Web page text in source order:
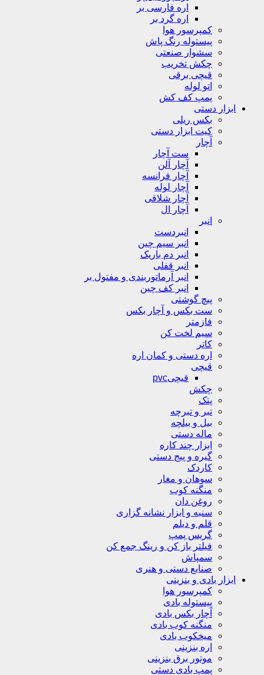
اره فارسی بر
اره گرد بر
کمپرسور هوا
پیستوله رنگ پاش
سشوار صنعتی
چکش تخریب
قیچی برقی
اتو لوله
پمپ کف کش
ابزار دستی
بکس ریلی
کیت ابزار دستی
آچار
ست آچار
آچار آلن
آچار فرانسه
آچار لوله
آچار شلاقی
آچار ال
انبر
انبردست
انبر سیم چین
انبر دم باریک
انبر قفلی
انبر آرماتوربندی و مفتول بر
انبر کف چین
پیچ گوشتی
ست بکس و آچار بکس
فازمتر
سیم لخت کن
کاتر
اره دستی و کمان اره
قیچی
قیچیpvc
چکش
پتک
تبر و تبرچه
بیل و بیلچه
ماله دستی
ابزار چند کاره
گیره و پیج دستی
کاردک
سوهان و مغار
منگنه کوب
روغن دان
سنبه و ابزار نشانه گزاری
قلم و دیلم
گریس پمپ
فیلتر باز کن و رینگ جمع کن
سمپاش
صنایع دستی و هنری
ابزار بادی و بنزینی
کمپرسور هوا
پیستوله بادی
آچار بکس بادی
منگنه کوب بادی
میخکوب بادی
اره بنزینی
موتور برق بنزینی
پمپ بادی دستی